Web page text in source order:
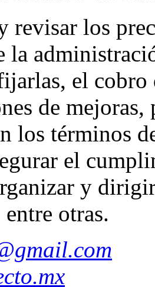
revisar los
la
el
de
los términos
el
y
otras.